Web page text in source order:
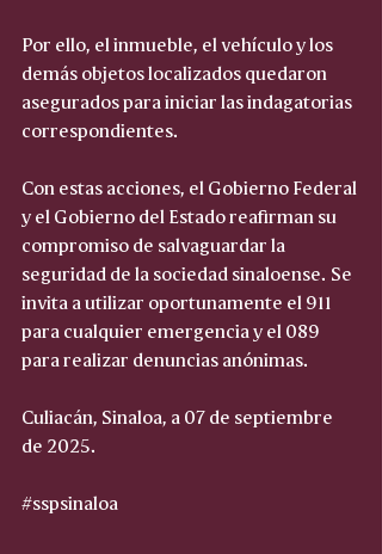
Por ello, el inmueble, el vehículo y los
demás objetos localizados quedaron
asegurados para iniciar las indagatorias
correspondientes.
Con estas acciones, el Gobierno Federal
y el Gobierno del Estado reafirman su
compromiso de salvaguardar la
seguridad de la sociedad sinaloense. Se
invita a utilizar oportunamente el 911
para cualquier emergencia y el 089
para realizar denuncias anónimas.
Culiacán, Sinaloa, a 07 de septiembre
de 2025.
#sspsinaloa